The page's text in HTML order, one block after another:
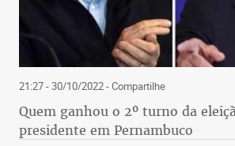
21:27 - 30/10/2022- Compartilhe
Quem ganhou o 2º turno da
presidente em Pernambuco